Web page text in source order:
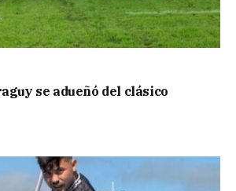
se adueñó del clásico